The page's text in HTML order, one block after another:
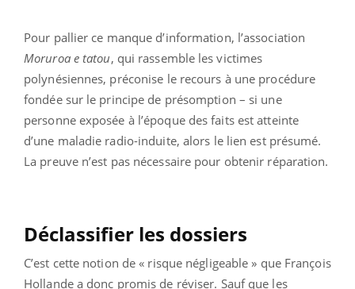
Pour pallier ce manque d’information, l’association
Moruroa e tatou, qui rassemble les victimes
polynésiennes, préconise le recours à une procédure
fondée sur le principe de présomption – si une
personne exposée à l’époque des faits est atteinte
d’une maladie radio-induite, alors le lien est présumé.
La preuve n’est pas nécessaire pour obtenir réparation.
Déclassifier les dossiers
C’est cette notion de « risque négligeable » que François
Hollande a donc promis de réviser. Sauf que les